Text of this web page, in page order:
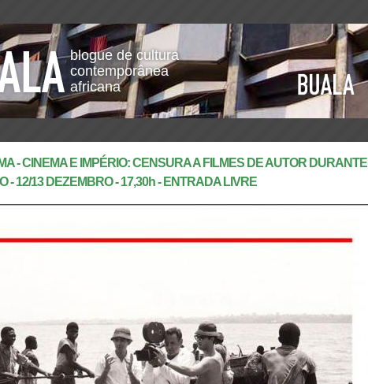
blogue de cultura
contemporânea
africana
- CINEMA E IMPÉRIO: CENSURA A FILMES DE AUTOR DURANTE
- 12/13 DEZEMBRO - 17,30h - ENTRADA LIVRE